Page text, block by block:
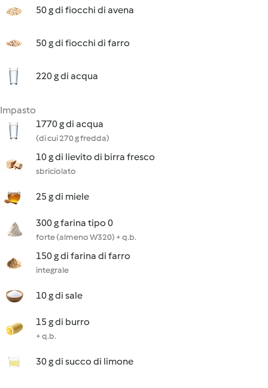
50 g di fiocchi di avena
50 g di fiocchi di farro
220 g di acqua
Impasto
1770 g di acqua
(di cui 270 g fredda)
10 g di lievito di birra fresco
sbriciolato
25 g di miele
300 g farina tipo 0
forte (almeno W320) + q.b.
150 g di farina di farro
integrale
10 g di sale
15 g di burro
+ q.b.
30 g di succo di limone